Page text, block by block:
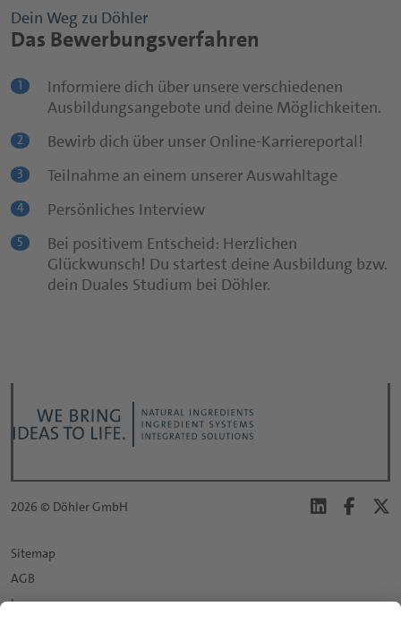
Dein Weg zu Döhler
Das Bewerbungsverfahren
1
Informiere dich über unsere verschiedenen
Ausbildungsangebote und deine Möglichkeiten.
2 Bewirb dich über unser Online-Karriereportal!
3 Teilnahme an einem unserer Auswahltage
4 Persönliches Interview
5
Bei positivem Entscheid: Herzlichen
Glückwunsch! Du startest deine Ausbildung bzw.
dein Duales Studium bei Döhler.
Dein Weg zu Döhler
Das Bewerbungsverfahren
1 Bewirb dich frühzeitig!
Nutze unser Online-Karriereportal!
3
4
5
2026 © Döhler GmbH
Sitemap
AGB
Impressum